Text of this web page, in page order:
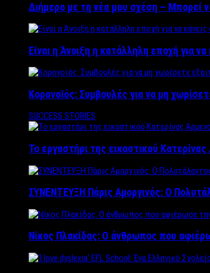
Διήμερο με τη νέα μου σχέση – Μπορεί
Είναι η Άνοιξη η κατάλληλη εποχή για
Κορονοϊός: Συμβουλές για να μη
SUCCESS STORIES
Το εργαστήρι της εικαστικού
ΣΥΝΕΝΤΕΥΞΗ Πάρις Αμοργινός: O
Νίκος Πλακίδας: O άνθρωπος που